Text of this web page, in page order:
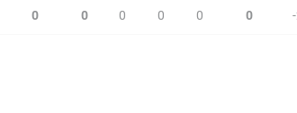
0 0 0 0 0 0